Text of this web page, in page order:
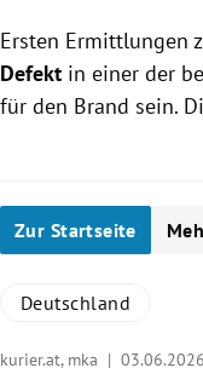
Ersten Ermittlungen
Defekt in einer der
für den Brand sein.
Zur Startseite
Deutschland
kurier.at, mka |